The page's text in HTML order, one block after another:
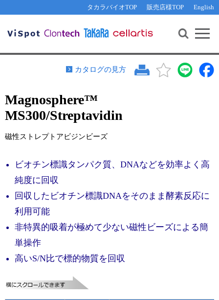
タカラバイオTOP 販売店様TOP English
機能解析・サイレンシング
PCR・等温増幅
リアルタイムPCR（qPCR）
装置・ソフトウェア
サンプル請求
テクニカルサポートライン
その他 ライセンスに関するご相談
遺伝子組換え生物該当製品
研究支援ツール
Cut-Site Navigator 制限酵素切断サイトの検索
In-Fusion Cloning プライマー設計
抗体検索サイト
リアルタイムPCR（インターカレーター法）
機器ソフトウェア・ベクター配列ダウンロード
ラーニングセンター
リアルタイムPCR実験ガイド
遺伝子検査ガイド（食品・水質・家畜他）
NGSポータルサイト
お問い合わせ WEB会員登録
カタログの見方
Magnosphere™
MS300/Streptavidin
磁性ストレプトアビジンビーズ
ビオチン標識タンパク質、DNAなどを効率よく高
純度に回収
回収したビオチン標識DNAをそのまま酵素反応に
利用可能
非特異的吸着が極めて少ない磁性ビーズによる簡
単操作
高いS/N比で標的物質を回収